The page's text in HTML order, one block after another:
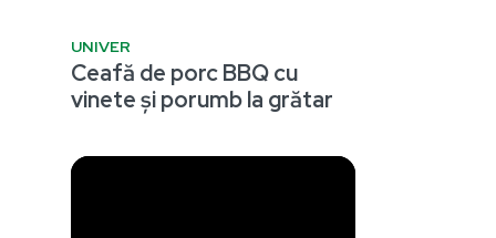
UNIVER
Ceafă de porc BBQ cu
vinete și porumb la grătar